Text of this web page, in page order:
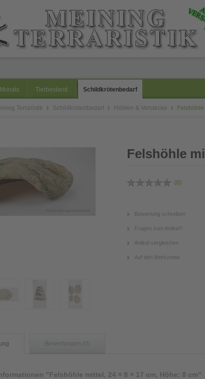
Tierbestand Schildkrötenbedarf
Terraristik Schildkrötenbedarf Höhlen & Verstecke
Felshöhle
(0)
Bewertung schreiben
Fragen zum Artikel?
Artikel vergleichen
Auf den Merkzettel
Bewertungen (0)
"Felshöhle mittel, 24 × 8 × 17 cm, Höhe: 8 cm"